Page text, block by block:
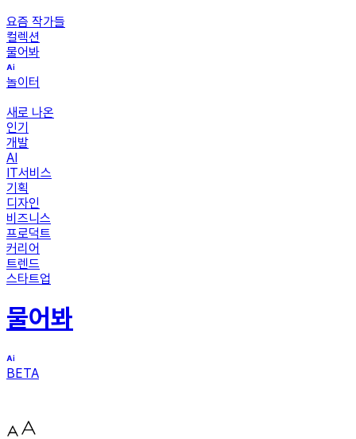
요즘 작가들
컬렉션
물어봐
놀이터
새로 나온
인기
개발
AI
IT서비스
기획
디자인
비즈니스
프로덕트
커리어
트렌드
스타트업
물어봐
BETA